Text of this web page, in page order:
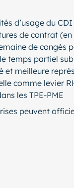
d’usage du
de contrat
de congés
temps partiel
meilleure
comme levier
les TPE-PME
peuvent